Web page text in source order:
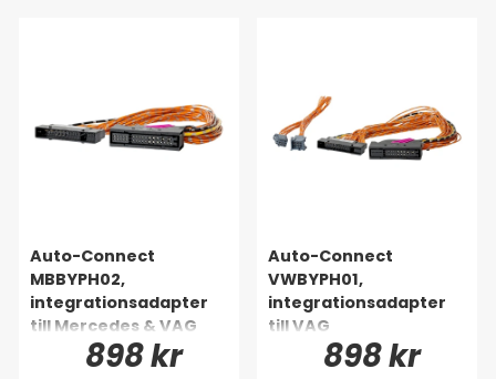
Auto-Connect
MBBYPH02,
integrationsadapter
till Mercedes & VAG
898 kr
Auto-Connect
VWBYPH01,
integrationsadapter
till VAG
898 kr